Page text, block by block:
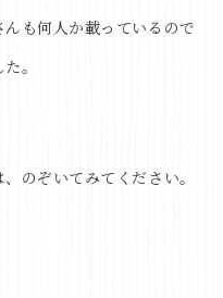
も何人か載っているので
。
のぞいてみてください。